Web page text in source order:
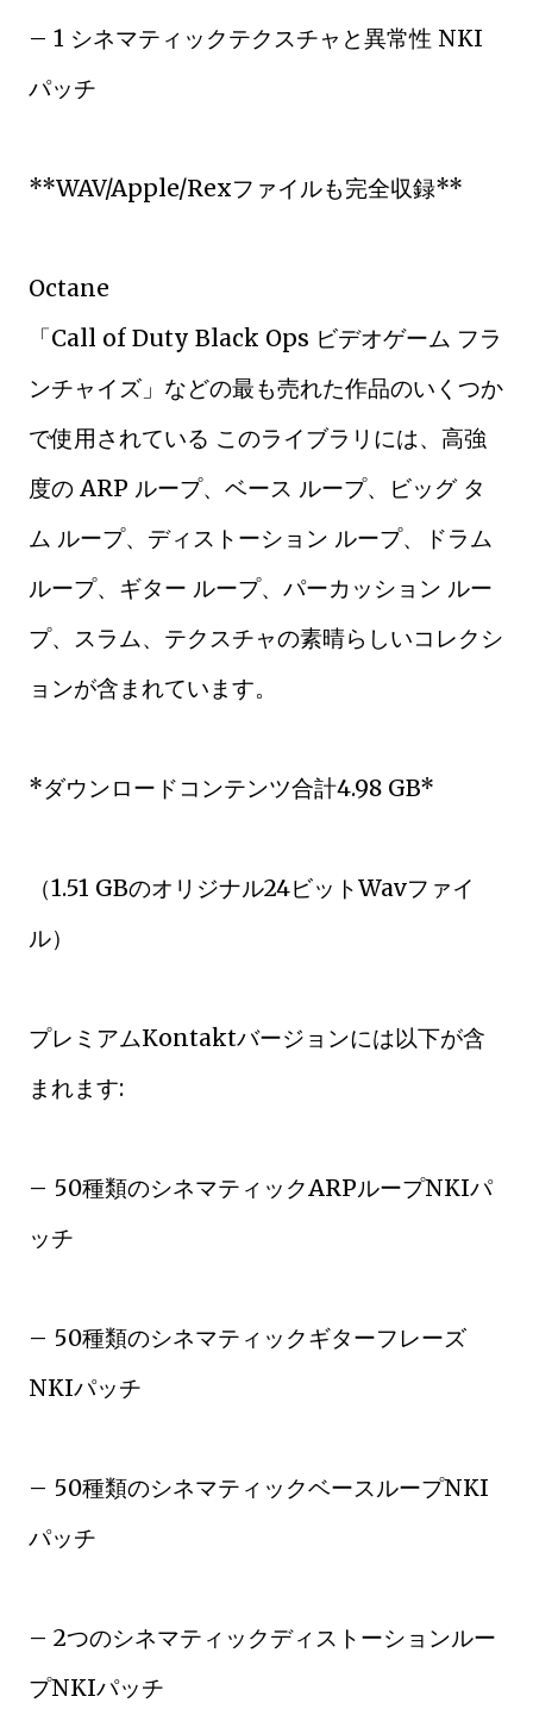
– 1 シネマティックテクスチャと異常性 NKI
パッチ
**WAV/Apple/Rexファイルも完全収録**
Octane
「Call of Duty Black Ops ビデオゲーム フラ
ンチャイズ」などの最も売れた作品のいくつか
で使用されている このライブラリには、高強
度の ARP ループ、ベース ループ、ビッグ タ
ム ループ、ディストーション ループ、ドラム
ループ、ギター ループ、パーカッション ルー
プ、スラム、テクスチャの素晴らしいコレクシ
ョンが含まれています。
*ダウンロードコンテンツ合計4.98 GB*
（1.51 GBのオリジナル24ビットWavファイ
ル）
プレミアムKontaktバージョンには以下が含
まれます:
– 50種類のシネマティックARPループNKIパ
ッチ
– 50種類のシネマティックギターフレーズ
NKIパッチ
– 50種類のシネマティックベースループNKI
パッチ
– 2つのシネマティックディストーションルー
プNKIパッチ